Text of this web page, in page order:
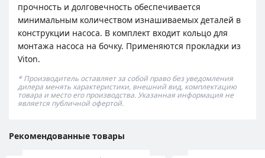
прочность и долговечность обеспечивается
минимальным количеством изнашиваемых деталей в
конструкции насоса. В комплект входит кольцо для
монтажа насоса на бочку. Применяются прокладки из
Viton.
* Производитель оставляет за собой право без уведомления
дилера менять характеристики, внешний вид, комплектацию
товара и место его производства. Указанная информация не
является публичной офертой.
Рекомендованные товары